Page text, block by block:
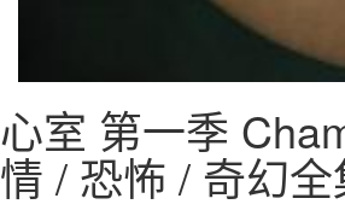
心室 第一季
情 / 恐怖 / 奇幻全